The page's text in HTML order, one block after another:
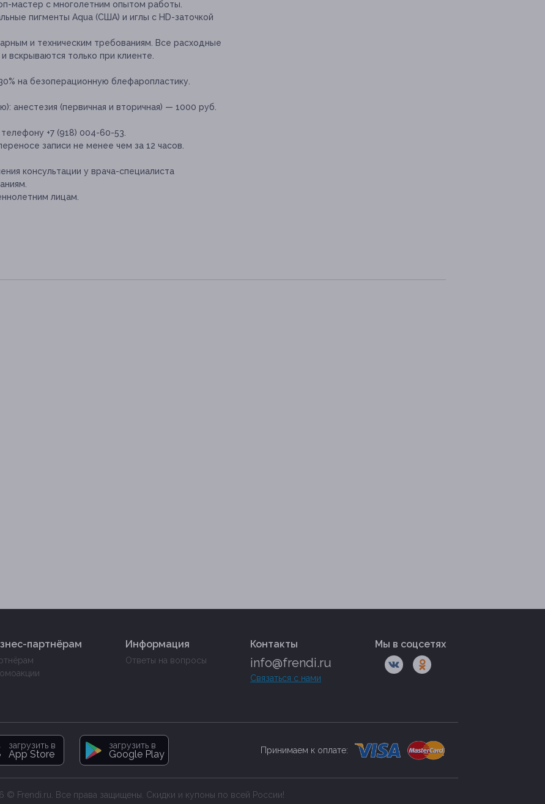
мастер с многолетним опытом работы.
пигменты Aqua (США) и иглы с HD-заточкой
и техническим требованиям. Все расходные
вскрываются только при клиенте.
на безоперационную блефаропластику.
анестезия (первичная и вторичная) — 1000 руб.
+7 (918) 004-60-53.
записи не менее чем за 12 часов.
консультации у врача-специалиста
лицам.
партнёрам Информация
Ответы на вопросы
Контакты
info@frendi.ru
Связаться с нами
Мы в соцсетях
загрузить в
App Store
загрузить в
Google Play Принимаем к оплате:
© Frendi.ru. Все права защищены. Скидки и купоны по всей России!